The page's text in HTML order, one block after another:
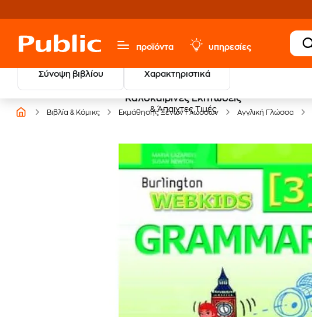
προϊόντα υπηρεσίες
Σύνοψη βιβλίου Χαρακτηριστικά
Καλοκαιρινές Εκπτώσεις
& Άπαιχτες Τιμές
Βιβλία & Κόμικς Εκμάθησης Ξένων Γλωσσών Αγγλική Γλώσσα